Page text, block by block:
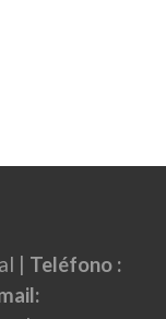
| Teléfono :